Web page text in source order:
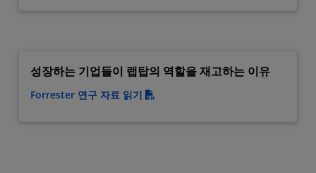
성장하는 기업들이 랩탑의 역할을 재고하는 이유
Forrester 연구 자료 읽기